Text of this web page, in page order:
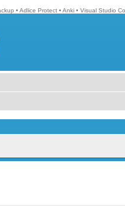
• Adlice Protect • Anki • Visual Studio